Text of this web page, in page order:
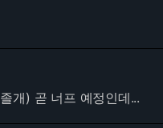
개) 곧 너프 예정인데...